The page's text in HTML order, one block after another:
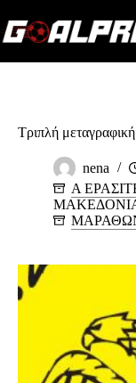
to
content
Τριπλή
nena
Α